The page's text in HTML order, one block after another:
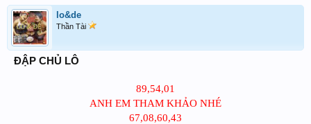
lo&de
Thần Tài
ĐẬP CHỦ LÔ
89,54,01
ANH EM THAM KHẢO NHÉ
67,08,60,43